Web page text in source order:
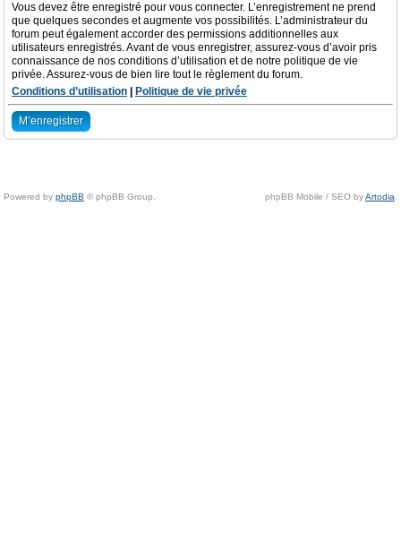
Vous devez être enregistré pour vous connecter. L’enregistrement ne prend
que quelques secondes et augmente vos possibilités. L’administrateur du
forum peut également accorder des permissions additionnelles aux
utilisateurs enregistrés. Avant de vous enregistrer, assurez-vous d’avoir pris
connaissance de nos conditions d’utilisation et de notre politique de vie
privée. Assurez-vous de bien lire tout le règlement du forum.
Conditions d’utilisation
Politique de vie privée
M’enregistrer
Powered by phpBB © phpBB Group. phpBB Mobile / SEO byArtodia